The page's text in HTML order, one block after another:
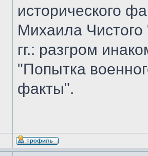
исторического
Михаила
гг.: разгром
"Попытка
факты".